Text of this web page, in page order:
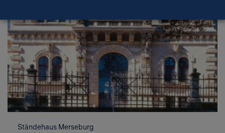
Ständehaus Merseburg